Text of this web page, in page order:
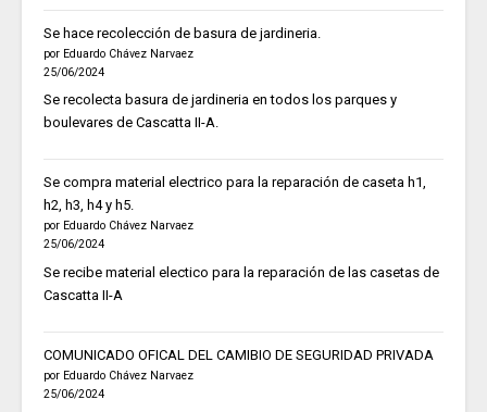
Se hace recolección de basura de jardineria.
por Eduardo Chávez Narvaez
25/06/2024
Se recolecta basura de jardineria en todos los parques y
boulevares de Cascatta II-A.
Se compra material electrico para la reparación de caseta h1,
h2, h3, h4 y h5.
por Eduardo Chávez Narvaez
25/06/2024
Se recibe material electico para la reparación de las casetas de
Cascatta II-A
COMUNICADO OFICAL DEL CAMIBIO DE SEGURIDAD PRIVADA
por Eduardo Chávez Narvaez
25/06/2024